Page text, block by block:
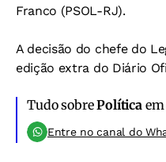
Franco (PSOL-RJ).
A decisão do chefe do
edição extra do Diário
Tudo sobrePolítica
Entre no canal do